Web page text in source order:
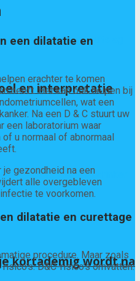
en interpretatie
kortademig wordt na
een dilatatie en
erachter te komen
heeft. Het kan ook helpen bij
wat een
Na een D & C stuurt uw
een laboratorium waar
u normaal of abnormaal
je gezondheid na een
alle overgebleven
te voorkomen.
dilatatie en curettage
procedure. Maar zoals
D&C-risico’s omvatten: